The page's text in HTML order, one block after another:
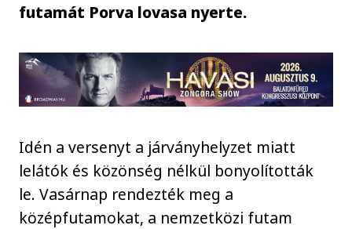
futamát Porva lovasa nyerte.
Idén a versenyt a járványhelyzet miatt
lelátók és közönség nélkül bonyolították
le. Vasárnap rendezték meg a
középfutamokat, a nemzetközi futam